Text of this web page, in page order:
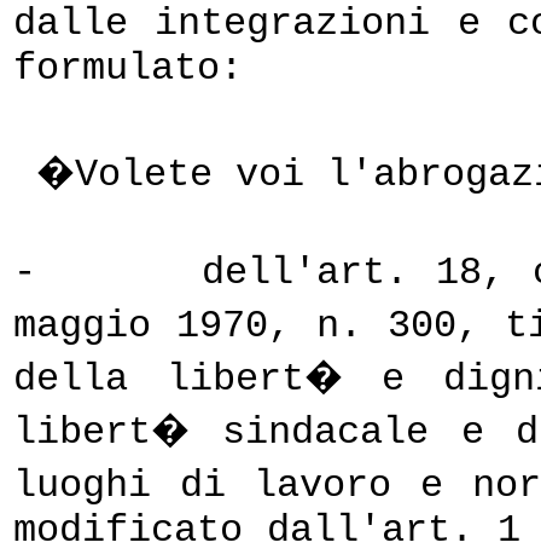
dalle integrazioni e
formulato:
�Volete voi
-
dell'art. 18,
maggio 1970, n. 300,
della libert� e
libert� sindacale e
luoghi di lavoro e
modificato dall'art. 1